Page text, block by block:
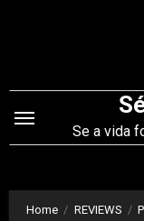
conteúdo
Se a vida
Home REVIEWS